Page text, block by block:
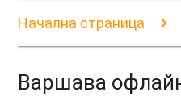
Начална страница
Варшава